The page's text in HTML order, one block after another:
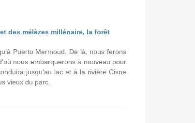
des mélèzes millénaire, la forêt
Puerto Mermoud. De là, nous ferons
nous embarquerons à nouveau pour
jusqu'au lac et à la rivière Cisne
vieux du parc.